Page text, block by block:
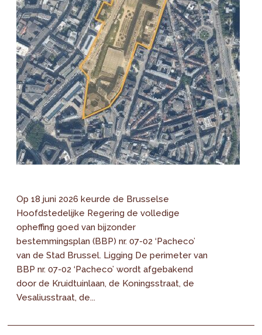
Op 18 juni 2026 keurde de Brusselse
Hoofdstedelijke Regering de volledige
opheffing goed van bijzonder
bestemmingsplan (BBP) nr. 07-02 ‘Pacheco’
van de Stad Brussel. Ligging De perimeter van
BBP nr. 07-02 ‘Pacheco’ wordt afgebakend
door de Kruidtuinlaan, de Koningsstraat, de
Vesaliusstraat, de...